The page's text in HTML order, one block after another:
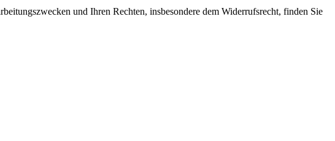
und Ihren Rechten, insbesondere dem Widerrufsrecht, finden Sie